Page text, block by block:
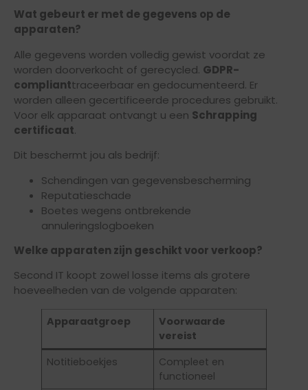
Wat gebeurt er met de gegevens op de
apparaten?
Alle gegevens worden volledig gewist voordat ze
worden doorverkocht of gerecycled. GDPR-
complianttraceerbaar en gedocumenteerd. Er
worden alleen gecertificeerde procedures gebruikt.
Voor elk apparaat ontvangt u een Schrapping
certificaat.
Dit beschermt jou als bedrijf:
Schendingen van gegevensbescherming
Reputatieschade
Boetes wegens ontbrekende
annuleringslogboeken
Welke apparaten zijn geschikt voor verkoop?
Second IT koopt zowel losse items als grotere
hoeveelheden van de volgende apparaten:
Apparaatgroep
Voorwaarde
vereist
Notitieboekjes
Compleet en
functioneel